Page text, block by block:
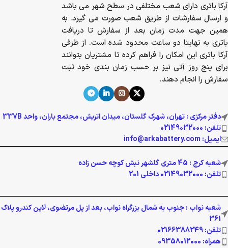
آرکا باتری دارای شعب مختلفی در سطح شهر می باشد
و ارسال سفارشات از طریق شعب صورت می گیرد. به
همین جهت مدت زمان بعد از سفارش تا دریافت
باتری به نهایتا دو ساعت محدود شده است. از طرفی
آرکا باتری این امکان را فراهم کرده تا مشتریان بتوانند
برای پنج روز آتی نیز بر حسب زمان بندی خود ثبت
سفارش را انجام دهند.
دفتر مرکزی : تهران، شهرک گلستان، میدان اتریش، مجتمع باران، واحد 337B
تلفن: 02149032000
ایمیل: info@arkabattery.com
شعبه کرج : 45 متری گلشهر نبش کوچه حسن زاده
تلفن: 02149032000 داخلی 201
شعبه نواب : جنوب به شمال بزرگراه نواب، بعد از پل مرتضوی، لاین کندرو پلاک
361
تلفن: 02166388249
همراه: 09358012000